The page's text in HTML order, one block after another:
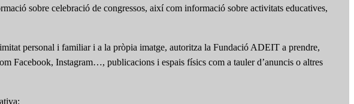
sobre celebració de congressos, així com informació sobre activitats educatives,
personal i familiar i a la pròpia imatge, autoritza la Fundació ADEIT a prendre,
Facebook, Instagram…, publicacions i espais físics com a tauler d’anuncis o altres